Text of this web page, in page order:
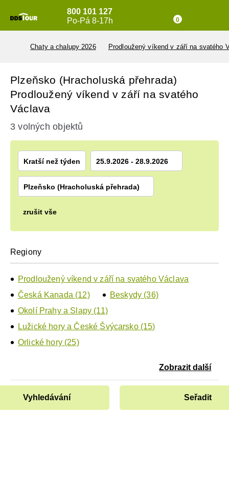
800 101 127
Po-Pá 8-17h
0
Chaty a chalupy 2026 Prodloužený víkend v září na svatého
Plzeňsko (Hracholuská přehrada)
Prodloužený víkend v září na svatého
Václava
3 volných objektů
Kratší než týden 25.9.2026 - 28.9.2026
Plzeňsko (Hracholuská přehrada)
zrušit vše
Regiony
Prodloužený víkend v září na svatého Václava
Česká Kanada (12)
Beskydy (36)
Okolí Prahy a Slapy (11)
Lužické hory a České Švýcarsko (15)
Orlické hory (25)
Zobrazit další
Vyhledávání Seřadit